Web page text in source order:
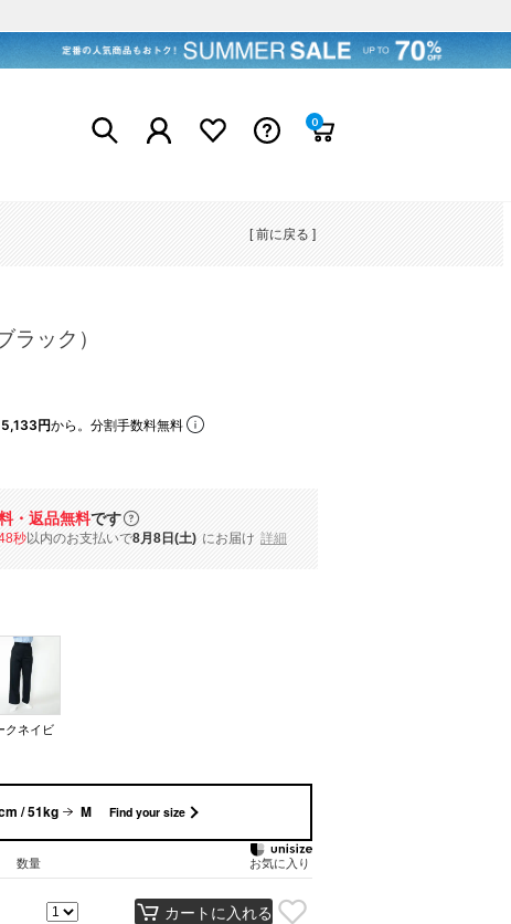
0
[ 前に戻る ]
ラック）
円から。分割手数料無料
・返品無料です
秒以内のお支払いで8月8日(土) にお届け 詳細
クネイビ
/ 51kg M Find your size
数量 お気に入り
カートに入れる